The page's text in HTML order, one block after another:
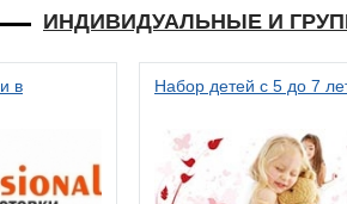
ИНДИВИДУАЛЬНЫЕ И
в
Набор детей с 5 до 7